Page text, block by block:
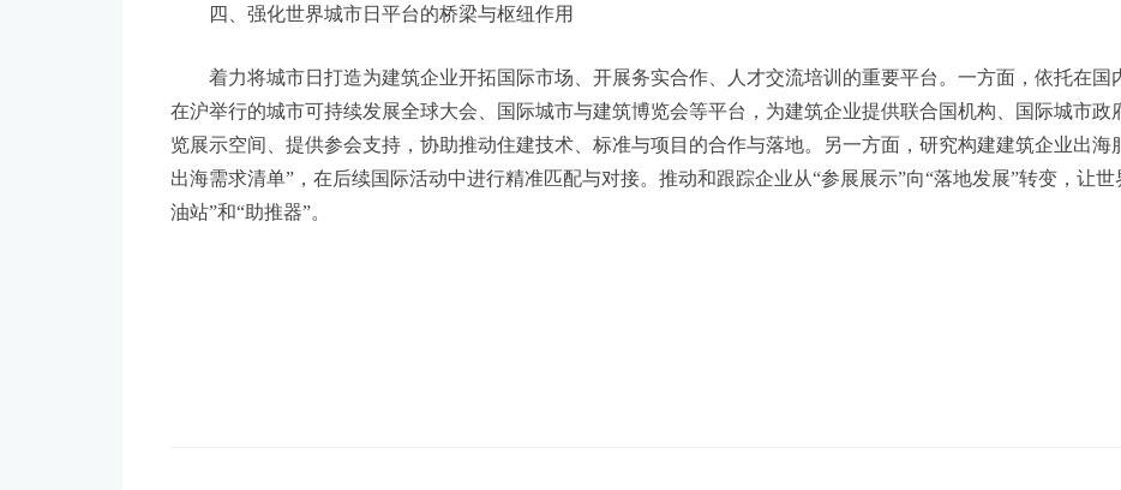
业、重点领域合规指引，深化跨部门协同联动，凝聚工作合力，更好助力我市企业高质量“走出去”。
四、强化世界城市日平台的桥梁与枢纽作用
着力将城市日打造为建筑企业开拓国际市场、开展务实合作、人才交流培训的重要平台。一方面，依托在国
览展示空间、提供参会支持，协助推动住建技术、标准与项目的合作与落地。另一方面，研究构建建筑企业出海